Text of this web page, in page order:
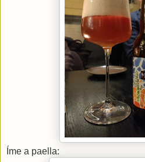
Íme a paella: